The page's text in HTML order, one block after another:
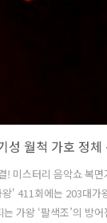
의 고래를 꿈꾼것을 모
! 미스터리 음악쇼 복
' 411회에는 203대가
가왕 ‘팔색조’의 방